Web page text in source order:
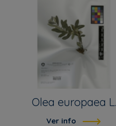
Olea europaea L.
Ver info